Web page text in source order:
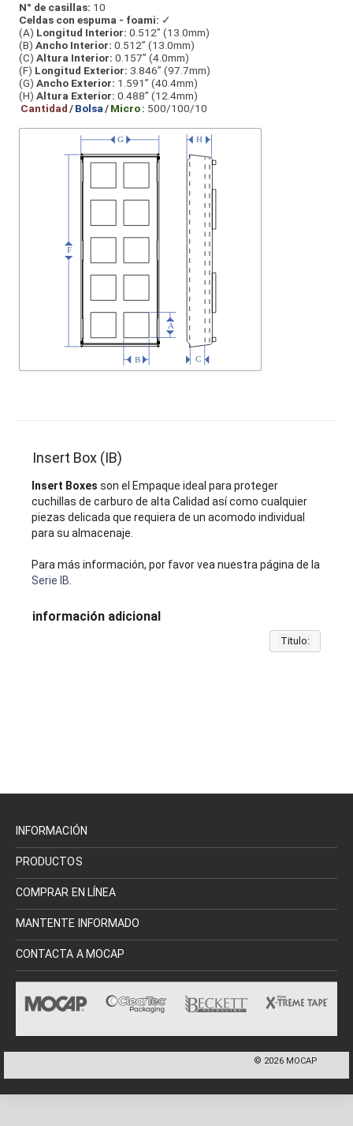
N° de casillas: 10
Celdas con espuma - foami: ✓
(A) Longitud Interior: 0.512” (13.0mm)
(B) Ancho Interior: 0.512” (13.0mm)
(C) Altura Interior: 0.157” (4.0mm)
(F) Longitud Exterior: 3.846” (97.7mm)
(G) Ancho Exterior: 1.591” (40.4mm)
(H) Altura Exterior: 0.488” (12.4mm)
Cantidad/Bolsa/Micro: 500/100/10
Insert Box (IB)
Insert Boxes son el Empaque ideal para proteger
cuchillas de carburo de alta Calidad así como cualquier
piezas delicada que requiera de un acomodo individual
para su almacenaje.
Para más información, por favor vea nuestra página de la
Serie IB.
información adicional
Titulo:
INFORMACIÓN
PRODUCTOS
COMPRAR EN LÍNEA
MANTENTE INFORMADO
CONTACTA A MOCAP
© 2026 MOCAP